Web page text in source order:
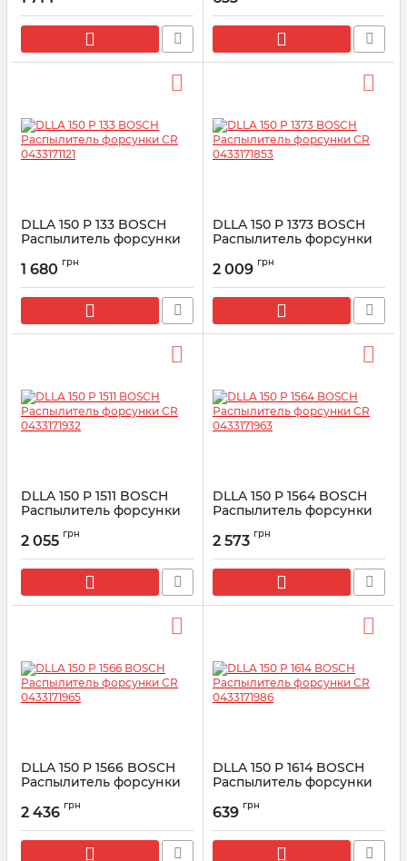
DLLA 150 P 133 BOSCH
Распылитель форсунки
Артикул:
1 680 грн
DLLA 150 P 1373 BOSCH
Распылитель форсунки
Артикул: 0433171853
2 009 грн
DLLA 150 P 1511 BOSCH
Распылитель форсунки
Артикул:
2 055 грн
DLLA 150 P 1564 BOSCH
Распылитель форсунки
Артикул:
2 573 грн
DLLA 150 P 1566 BOSCH
Распылитель форсунки
Артикул:
2 436 грн
DLLA 150 P 1614 BOSCH
Распылитель форсунки
Артикул:
639 грн